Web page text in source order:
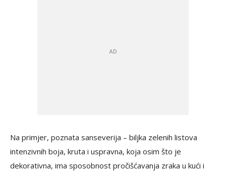
Na primjer, poznata sanseverija – biljka zelenih listova
intenzivnih boja, kruta i uspravna, koja osim što je
dekorativna, ima sposobnost pročišćavanja zraka u kući i